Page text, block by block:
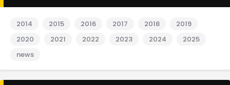
2014 2015 2016 2017 2018
2019
2020
2021 2022 2023 2024
2025
news